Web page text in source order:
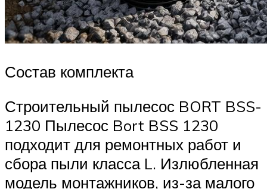
Состав комплекта
Строительный пылесос BORT BSS-
1230 Пылесос Bort BSS 1230
подходит для ремонтных работ и
сбора пыли класса L. Излюбленная
модель монтажников, из-за малого